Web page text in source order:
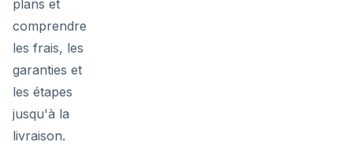
plans et
comprendre
les frais, les
garanties et
les étapes
jusqu'à la
livraison.